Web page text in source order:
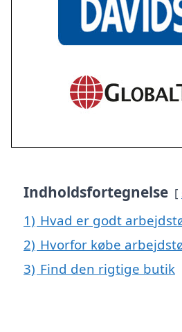
Indholdsfortegnelse
1) Hvad er godt
2) Hvorfor købe
3) Find den rigtige butik